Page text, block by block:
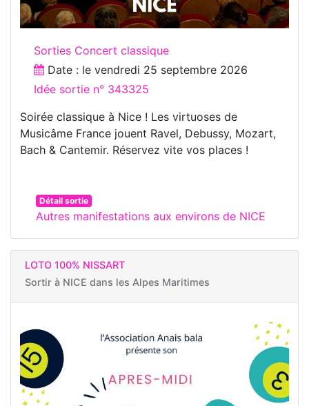
Sorties Concert classique
Date : le vendredi 25 septembre 2026
Idée sortie n° 343325
Soirée classique à Nice ! Les virtuoses de
Musicâme France jouent Ravel, Debussy, Mozart,
Bach & Cantemir. Réservez vite vos places !
Détail sortie
Autres manifestations aux environs de NICE
LOTO 100% NISSART
Sortir à NICE dans les Alpes Maritimes